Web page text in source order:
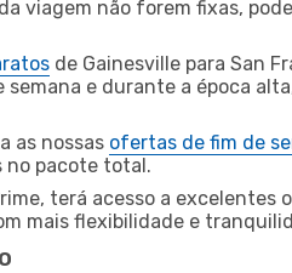
viagem não forem fixas,
de Gainesville para San
e durante a época
as nossas ofertas de fim de
no pacote total.
terá acesso a
mais flexibilidade e